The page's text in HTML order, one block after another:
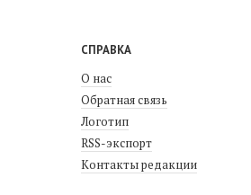
СПРАВКА
О нас
Обратная связь
Логотип
RSS-экспорт
Контакты редакции